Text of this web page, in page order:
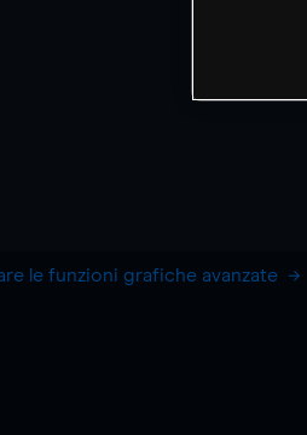
le funzioni grafiche avanzate